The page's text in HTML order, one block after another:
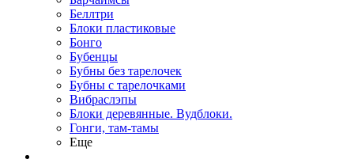
Беллтри
Блоки пластиковые
Бонго
Бубенцы
Бубны без тарелочек
Бубны с тарелочками
Вибраслэпы
Блоки деревянные. Вудблоки.
Гонги, там-тамы
Еще